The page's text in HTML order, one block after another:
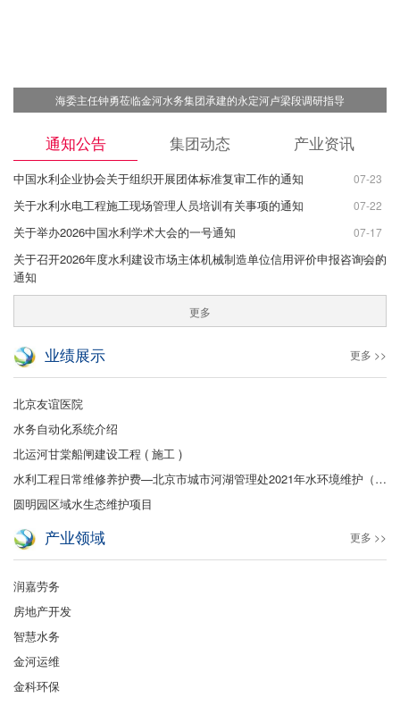
海委主任钟勇莅临金河水务集团承建的永定河卢梁段调研指导
通知公告 集团动态 产业资讯
中国水利企业协会关于组织开展团体标准复审工作的通知 07-23
关于水利水电工程施工现场管理人员培训有关事项的通知 07-22
关于举办2026中国水利学术大会的一号通知 07-17
关于召开2026年度水利建设市场主体机械制造单位信用评价申报咨询会的
通知
07-15
更多
业绩展示 更多 >>
北京友谊医院
水务自动化系统介绍
北运河甘棠船闸建设工程 ( 施工 )
水利工程日常维修养护费—北京市城市河湖管理处2021年水环境维护（保洁及绿化）
圆明园区域水生态维护项目
产业领域 更多 >>
润嘉劳务
房地产开发
智慧水务
金河运维
金科环保